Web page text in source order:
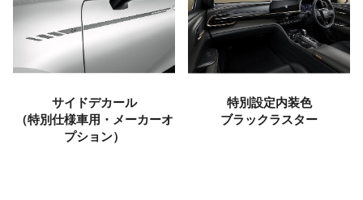
サイドデカール
（特別仕様車用・メーカーオ
プション）
特別設定内装色
ブラックラスター